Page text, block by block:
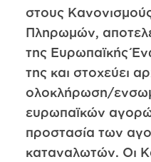
στους
Πληρωμών,
της Ευρωπαϊκής
της και στοχεύει
ολοκλήρωση/
ευρωπαϊκών
προστασία των
καταναλωτών. Οι